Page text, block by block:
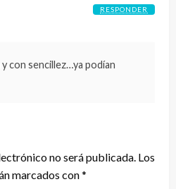
con sencillez…ya podían
RESPONDER
no será publicada. Los
marcados con*